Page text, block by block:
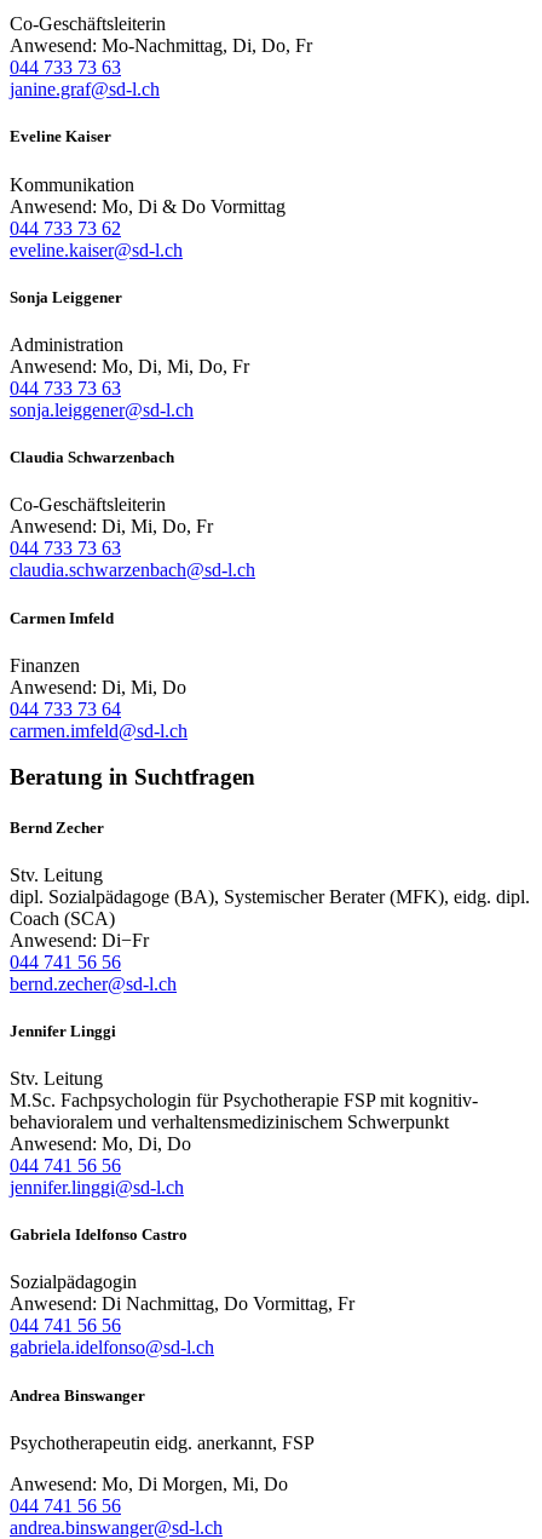
Co-Geschäftsleiterin
Anwesend: Mo-Nachmittag, Di, Do, Fr
044 733 73 63
janine.graf@sd-l.ch
Eveline Kaiser
Kommunikation
Anwesend: Mo, Di & Do Vormittag
044 733 73 62
eveline.kaiser@sd-l.ch
Sonja Leiggener
Administration
Anwesend: Mo, Di, Mi, Do, Fr
044 733 73 63
sonja.leiggener@sd-l.ch
Claudia Schwarzenbach
Co-Geschäftsleiterin
Anwesend: Di, Mi, Do, Fr
044 733 73 63
claudia.schwarzenbach@sd-l.ch
Carmen Imfeld
Finanzen
Anwesend: Di, Mi, Do
044 733 73 64
carmen.imfeld@sd-l.ch
Beratung in Suchtfragen
Bernd Zecher
Stv. Leitung
dipl. Sozialpädagoge (BA), Systemischer Berater (MFK), eidg. dipl.
Coach (SCA)
Anwesend: Di−Fr
044 741 56 56
bernd.zecher@sd-l.ch
Jennifer Linggi
Stv. Leitung
M.Sc. Fachpsychologin für Psychotherapie FSP mit kognitiv-
behavioralem und verhaltensmedizinischem Schwerpunkt
Anwesend: Mo, Di, Do
044 741 56 56
jennifer.linggi@sd-l.ch
Gabriela Idelfonso Castro
Sozialpädagogin
Anwesend: Di Nachmittag, Do Vormittag, Fr
044 741 56 56
gabriela.idelfonso@sd-l.ch
Andrea Binswanger
Psychotherapeutin eidg. anerkannt, FSP
Anwesend: Mo, Di Morgen, Mi, Do
044 741 56 56
andrea.binswanger@sd-l.ch